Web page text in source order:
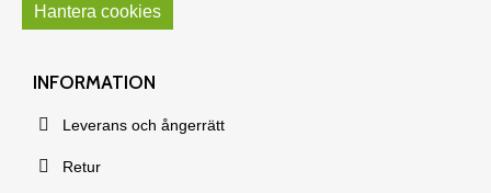
Hantera cookies
INFORMATION
Leverans och ångerrätt
Retur